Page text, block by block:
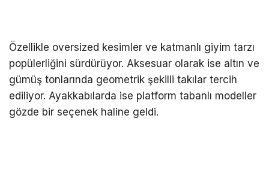
Özellikle oversized kesimler ve katmanlı giyim tarzı
popülerliğini sürdürüyor. Aksesuar olarak ise altın ve
gümüş tonlarında geometrik şekilli takılar tercih
ediliyor. Ayakkabılarda ise platform tabanlı modeller
gözde bir seçenek haline geldi.